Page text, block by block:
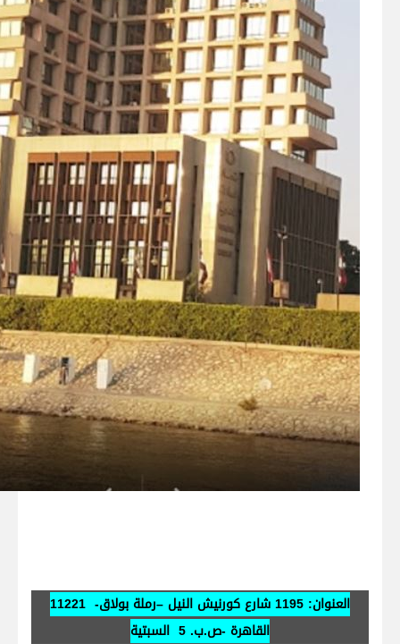
العنوان:
1195 شارع كورنيش النيل –رملة بولاق- 11221
القاهرة -ص.ب. 5 السبتية